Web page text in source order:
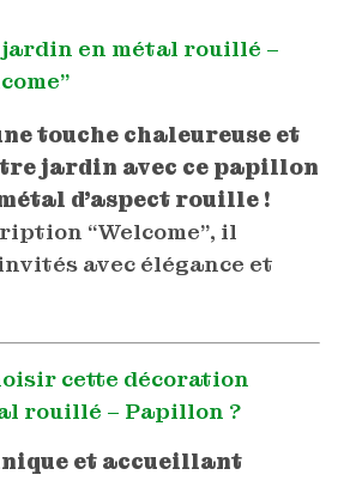
en métal rouillé –
touche chaleureuse et
jardin avec ce papillon
d’aspect rouille !
“Welcome”, il
avec élégance et
cette décoration
rouillé – Papillon ?
et accueillant